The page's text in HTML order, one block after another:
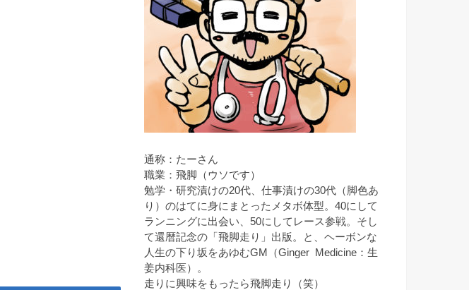
通称：たーさん
職業：飛脚（ウソです）
勉学・研究漬けの20代、仕事漬けの30代（脚色あ
り）のはてに身にまとったメタボ体型。40にして
ランニングに出会い、50にしてレース参戦。そし
て還暦記念の「飛脚走り」出版。と、ヘーボンな
人生の下り坂をあゆむGM（Ginger Medicine：生
姜内科医）。
走りに興味をもったら飛脚走り（笑）